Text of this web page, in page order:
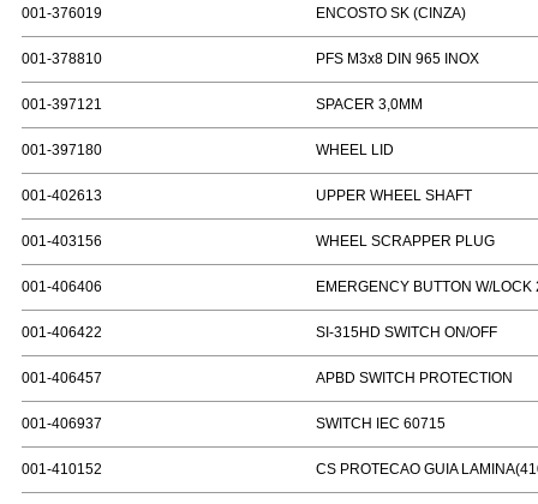
001-376019 ENCOSTO SK (CINZA)
001-378810 PFS M3x8 DIN 965 INOX
001-397121 SPACER 3,0MM
001-397180 WHEEL LID
001-402613 UPPER WHEEL SHAFT
001-403156 WHEEL SCRAPPER PLUG
001-406406 EMERGENCY BUTTON W/LOCK
001-406422 SI-315HD SWITCH ON/OFF
001-406457 APBD SWITCH PROTECTION
001-406937 SWITCH IEC 60715
001-410152 CS PROTECAO GUIA